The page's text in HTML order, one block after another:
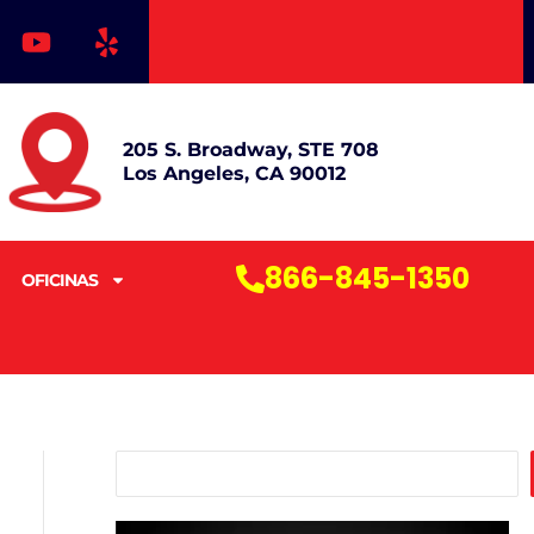
Y
o
u
t
u
b
e
Y
e
l
205 S. Broadway, STE 708
Los Angeles, CA 90012
OFICINAS 866-845-1350
u